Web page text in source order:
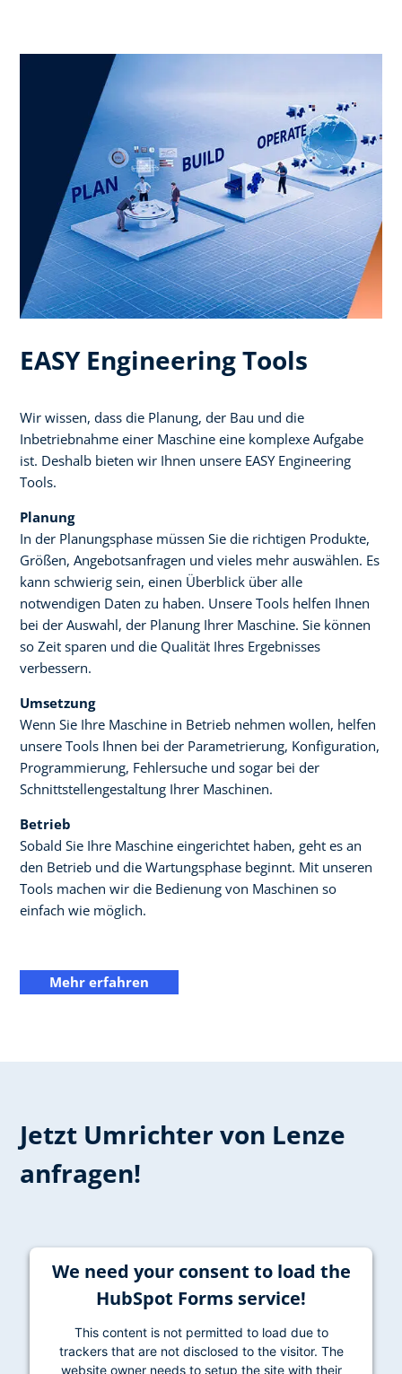
EASY Engineering Tools​ ​
Wir wissen, dass die Planung, der Bau und die
Inbetriebnahme einer Maschine eine komplexe Aufgabe
ist. Deshalb bieten wir Ihnen unsere EASY Engineering
Tools.
Planung
In der Planungsphase müssen Sie die richtigen Produkte,
Größen, Angebotsanfragen und vieles mehr auswählen. Es
kann schwierig sein, einen Überblick über alle
notwendigen Daten zu haben. Unsere Tools helfen Ihnen
bei der Auswahl, der Planung Ihrer Maschine. Sie können
so Zeit sparen und die Qualität Ihres Ergebnisses
verbessern.
Umsetzung
Wenn Sie Ihre Maschine in Betrieb nehmen wollen, helfen
unsere Tools Ihnen bei der Parametrierung, Konfiguration,
Programmierung, Fehlersuche und sogar bei der
Schnittstellengestaltung Ihrer Maschinen.
Betrieb
Sobald Sie Ihre Maschine eingerichtet haben, geht es an
den Betrieb und die Wartungsphase beginnt. Mit unseren
Tools machen wir die Bedienung von Maschinen so
einfach wie möglich.
Mehr erfahren
Jetzt Umrichter von Lenze
anfragen!
We need your consent to load the
HubSpot Forms service!
This content is not permitted to load due to
trackers that are not disclosed to the visitor. The
website owner needs to setup the site with their